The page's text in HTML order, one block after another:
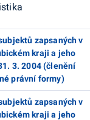
zapsaných v
kraji a jeho
3. 2004 (členění
právní formy)
zapsaných v
kraji a jeho